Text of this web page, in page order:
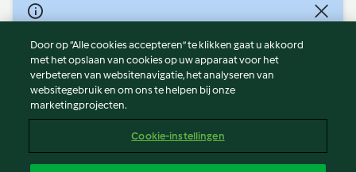
© Copyright 2026
Gebruiksvoorwaarden
Privacybeleid
Disclaimer
Colofon
Verslag Inhoud
Door op “Alle cookies accepteren” te klikken gaat u akkoord
met het opslaan van cookies op uw apparaat voor het
verbeteren van websitenavigatie, het analyseren van
websitegebruik en om ons te helpen bij onze
marketingprojecten.
Cookie-instellingen